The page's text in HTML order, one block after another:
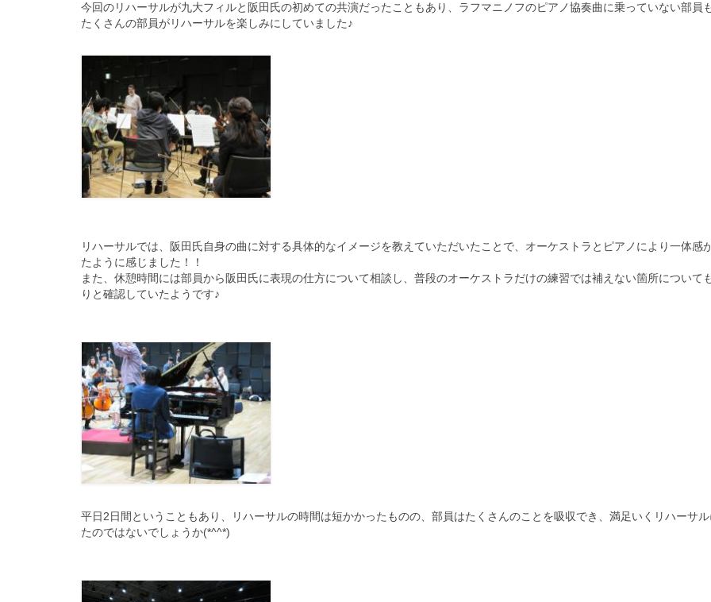
今回のリハーサルが九大フィルと阪田氏の初めての共演だったこと もあり、ラフマニノフのピアノ協奏曲に乗っていない部員
たくさんの部員がリハーサルを楽しみにしていました♪
リハーサルでは、 阪田氏自身の曲に対する具体的なイメージを教えていただいたこと で、 オーケストラとピアノにより一体感
たように感じました！
！
また、休憩時間には部員から阪田氏に表現の仕方について相談し、 普段のオーケストラだけの練習では補えない箇所について
りと確認していたようです♪
平日2日間ということもあり、 リハーサルの時間は短かかったものの、 部員はたくさんのことを吸収でき、 満足いくリハーサル
たのではないでしょうか(*^^*)